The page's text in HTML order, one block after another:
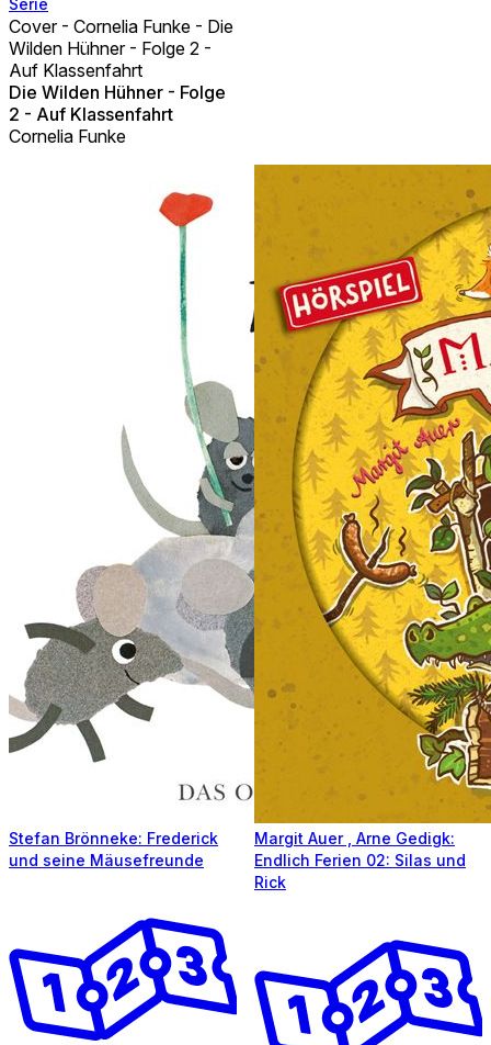
Serie
Cover - Cornelia Funke - Die
Wilden Hühner - Folge 2 -
Auf Klassenfahrt
Die Wilden Hühner - Folge
2 - Auf Klassenfahrt
Cornelia Funke
Stefan Brönneke: Frederick
und seine Mäusefreunde
Margit Auer , Arne Gedigk:
Endlich Ferien 02: Silas und
Rick